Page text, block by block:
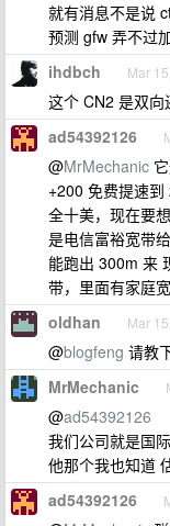
就有消息不是说
预测 gfw 弄不过
ihdbch Mar
这个 CN2 是双向
ad54392126
@MrMechanic
+200 免费提速
全十美，现在要
是电信富裕宽带
能跑出 300m 来
带，里面有家庭
oldhan Mar
@blogfeng 请教
MrMechanic
@ad54392126
我们公司就是国
他那个我也知道
ad54392126